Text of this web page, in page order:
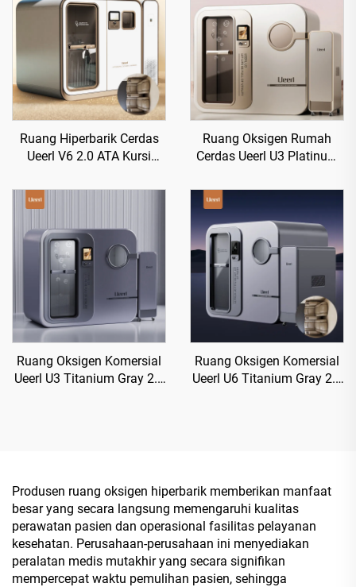
Ruang Hiperbarik Cerdas
Ueerl V6 2.0 ATA Kursi
Tidur
Ruang Oksigen Rumah
Cerdas Ueerl U3 Platinum
untuk Rumah
Ruang Oksigen Komersial
Ueerl U3 Titanium Gray 2.0
Ruang Oksigen Komersial
Ueerl U6 Titanium Gray 2.0
Produsen ruang oksigen hiperbarik memberikan manfaat
besar yang secara langsung memengaruhi kualitas
perawatan pasien dan operasional fasilitas pelayanan
kesehatan. Perusahaan-perusahaan ini menyediakan
peralatan medis mutakhir yang secara signifikan
mempercepat waktu pemulihan pasien, sehingga